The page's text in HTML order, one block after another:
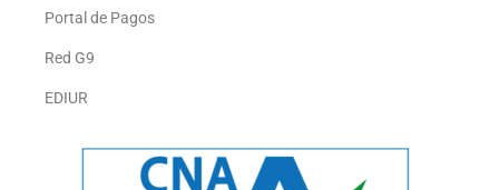
Portal de Pagos
Red G9
EDIUR